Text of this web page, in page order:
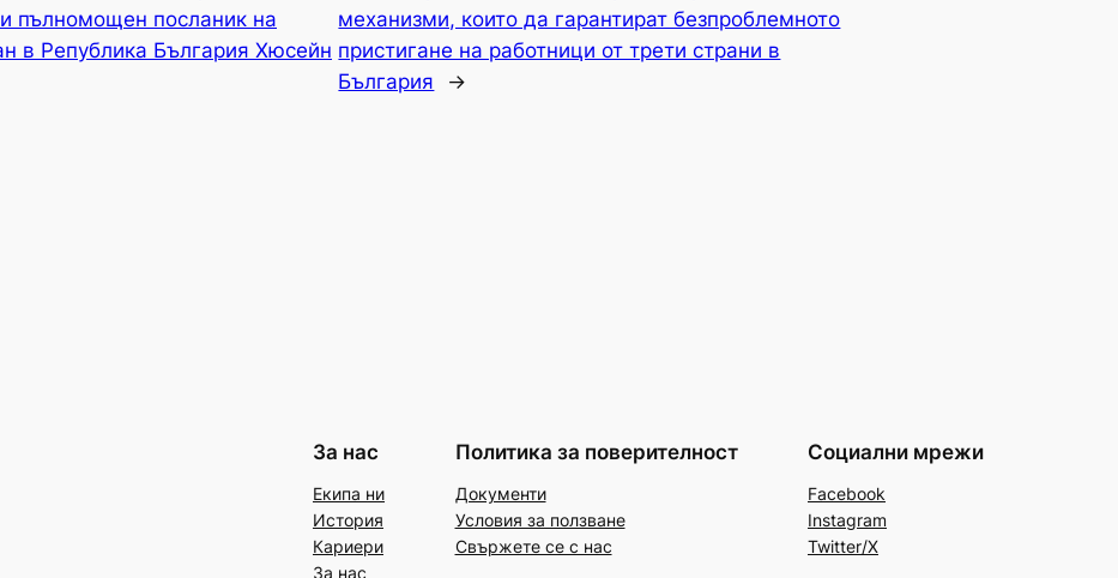
пълномощен посланик на
в Република България Хюсейн
механизми, които да гарантират безпроблемното
пристигане на работници от трети страни в
България
→
За нас
Екипа ни
История
Кариери
За нас
Политика за поверителност
Документи
Условия за ползване
Свържете се с нас
Социални мрежи
Facebook
Instagram
Twitter/X